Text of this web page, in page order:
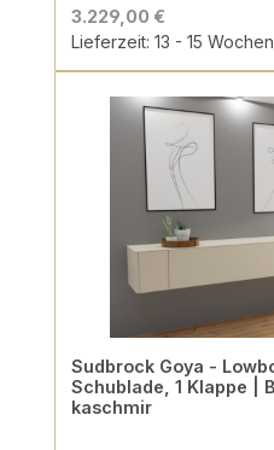
3.229,00 €
Lieferzeit: 13 - 15 Wochen
Sudbrock Goya -
Schublade, 1 Klappe |
kaschmir